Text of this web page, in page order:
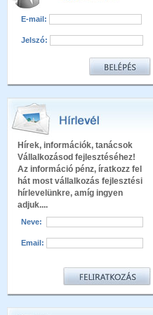
E-mail:
Jelszó:
Hírek, információk, tanácsok
Vállalkozásod fejlesztéséhez!
Az információ pénz, íratkozz fel
hát most vállalkozás fejlesztési
hírlevelünkre, amíg ingyen
adjuk....
Neve:
Email: